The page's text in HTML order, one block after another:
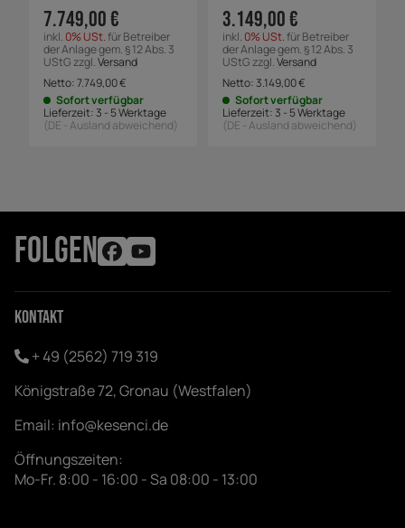
7.749,00 €
inkl. 0% USt.für Betreiber
der Anlage gem. § 12 Abs. 3
UStG zzgl.Versand
Netto:7.749,00€
Sofort verfügbar
Lieferzeit:3 - 5 Werktage
(DE - Ausland abweichend)
3.149,00 €
inkl. 0% USt.für Betreiber
der Anlage gem. § 12 Abs. 3
UStG zzgl.Versand
Netto:3.149,00€
Sofort verfügbar
Lieferzeit:3 - 5 Werktage
(DE - Ausland abweichend)
FOLGEN
Kontakt
+ 49 (2562) 719 319
Königstraße 72, Gronau (Westfalen)
Email: info@kesenci.de
Öffnungszeiten:
Mo-Fr. 8:00 - 16:00 - Sa 08:00 - 13:00